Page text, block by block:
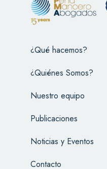
¿Qué hacemos?
¿Quiénes Somos?
Nuestro equipo
Publicaciones
Noticias y Eventos
Contacto